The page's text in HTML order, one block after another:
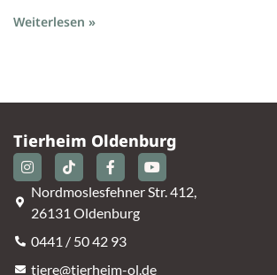
Weiterlesen »
Tierheim Oldenburg
Nordmoslesfehner Str. 412,
26131 Oldenburg
0441 / 50 42 93
tiere@tierheim-ol.de